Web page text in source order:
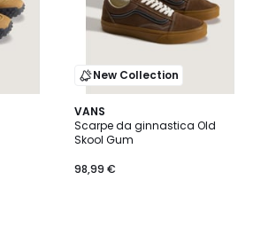
New Collection
VANS
Scarpe da ginnastica Old
Skool Gum
98,99 €